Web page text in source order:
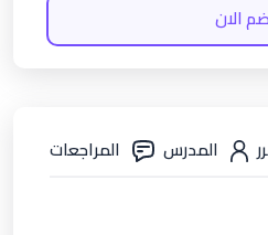
المدرس المراجعات
الان